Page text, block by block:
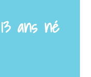
ans né